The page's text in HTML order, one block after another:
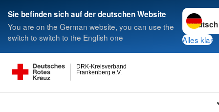
Sie befinden sich auf der deutschen Website
You are on the German website, you can use the
switch to switch to the English one
Sprache
Alles klar
Frankenberg e.V.
DRK-Kreisverband